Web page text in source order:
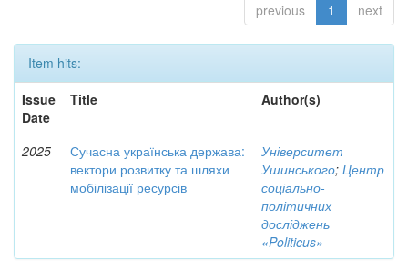
previous 1 next
Item hits:
Issue
Date
Title Author(s)
2025
Сучасна українська держава:
вектори розвитку та шляхи
мобілізації ресурсів
Університет
Ушинського; Центр
соціально-
політичних
досліджень
«Politicus»